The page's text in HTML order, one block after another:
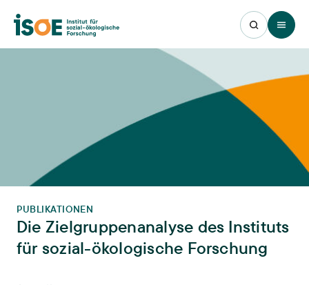
Open
PUBLIKATIONEN
Die Zielgruppenanalyse des Instituts
für sozial-ökologische Forschung